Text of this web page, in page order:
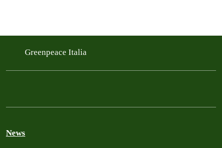
Greenpeace Italia
News